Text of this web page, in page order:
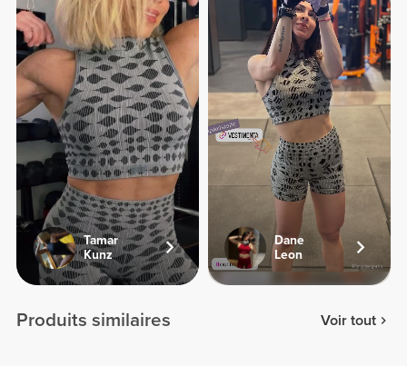
Tamar
Kunz
Dane
Leon
Produits similaires Voir tout